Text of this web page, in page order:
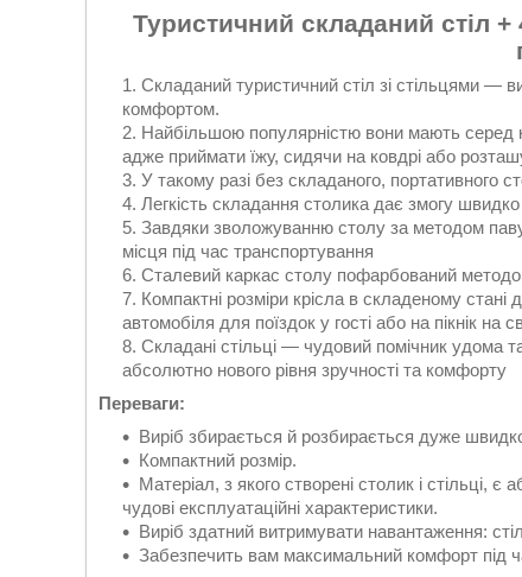
Туристичний складаний стіл +
Складаний туристичний стіл зі стільцями —
комфортом.
Найбільшою популярністю вони мають серед
адже приймати їжу, сидячи на ковдрі або
У такому разі без складаного, портативного
Легкість складання столика дає змогу
Завдяки зволожуванню столу за методом
місця під час транспортування
Сталевий каркас столу пофарбований
Компактні розміри крісла в складеному стані
автомобіля для поїздок у гості або на пікнік на
Складані стільці — чудовий помічник удома
абсолютно нового рівня зручності та комфорту
Переваги:
Виріб збирається й розбирається дуже
Компактний розмір.
Матеріал, з якого створені столик і
чудові експлуатаційні характеристики.
Виріб здатний витримувати навантаження:
Забезпечить вам максимальний комфорт під